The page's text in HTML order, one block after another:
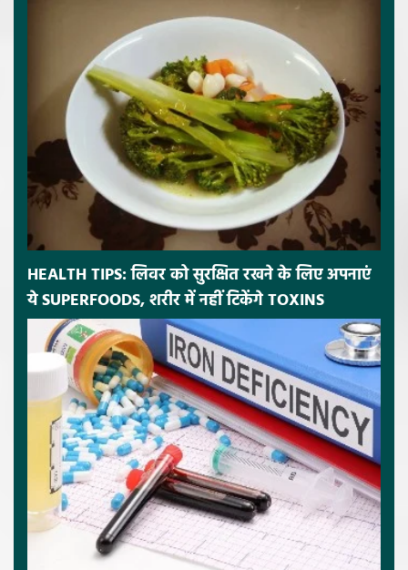
HEALTH TIPS: लिवर को सुरक्षित रखने के लिए अपनाएं
ये SUPERFOODS, शरीर में नहीं टिकेंगे TOXINS